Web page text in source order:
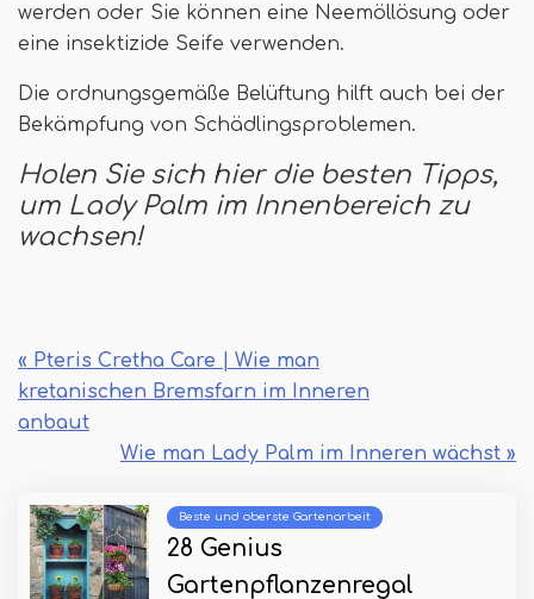
werden oder Sie können eine Neemöllösung oder
eine insektizide Seife verwenden.
Die ordnungsgemäße Belüftung hilft auch bei der
Bekämpfung von Schädlingsproblemen.
Holen Sie sich hier die besten Tipps,
um Lady Palm im Innenbereich zu
wachsen!
« Pteris Cretha Care | Wie man
kretanischen Bremsfarn im Inneren
anbaut
Wie man Lady Palm im Inneren wächst »
Beste und oberste Gartenarbeit
28 Genius
Gartenpflanzenregal